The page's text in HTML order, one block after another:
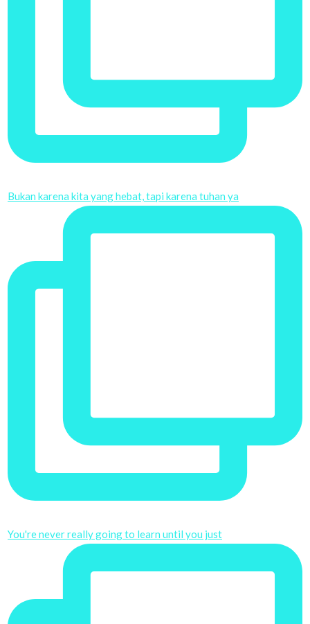
Bukan karena kita yang hebat, tapi karena tuhan ya
You're never really going to learn until you just